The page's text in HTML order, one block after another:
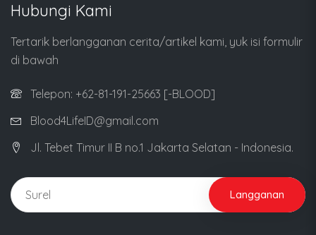
Hubungi Kami
Tertarik berlangganan cerita/artikel kami, yuk isi formulir
di bawah
Telepon: +62-81-191-25663 [-BLOOD]
Blood4LifeID@gmail.com
Jl. Tebet Timur II B no.1 Jakarta Selatan - Indonesia.
Langganan